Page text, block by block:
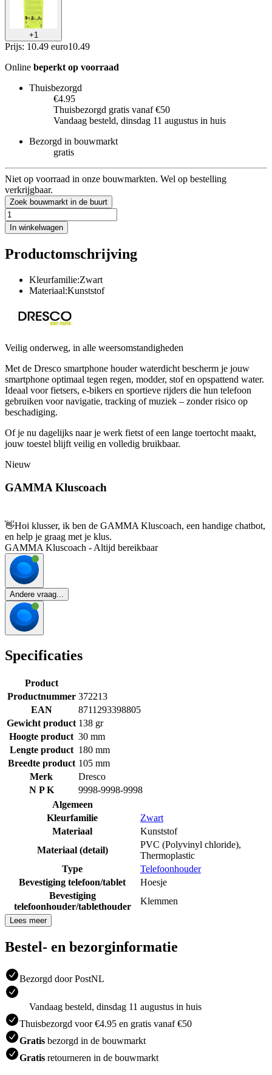
+1
Prijs: 10.49 euro10.49
Online beperkt op voorraad
Thuisbezorgd
€4.95
Thuisbezorgd gratis vanaf €50
Vandaag besteld, dinsdag 11 augustus in huis
Bezorgd in bouwmarkt
gratis
Niet op voorraad in onze bouwmarkten. Wel op bestelling
verkrijgbaar.
Zoek bouwmarkt in de buurt
In winkelwagen
Productomschrijving
Kleurfamilie:Zwart
Materiaal:Kunststof
Veilig onderweg, in alle weersomstandigheden
Met de Dresco smartphone houder waterdicht bescherm je jouw
smartphone optimaal tegen regen, modder, stof en opspattend water.
Ideaal voor fietsers, e-bikers en sportieve rijders die hun telefoon
gebruiken voor navigatie, tracking of muziek – zonder risico op
beschadiging.
Of je nu dagelijks naar je werk fietst of een lange toertocht maakt,
jouw toestel blijft veilig en volledig bruikbaar.
Nieuw
GAMMA Kluscoach
👋Hoi klusser, ik ben de GAMMA Kluscoach, een handige chatbot,
en help je graag met je klus.
GAMMA Kluscoach - Altijd bereikbaar
Andere vraag...
Specificaties
Product
Productnummer 372213
EAN
8711293398805
Gewicht product 138 gr
Hoogte product 30 mm
Lengte product 180 mm
Breedte product 105 mm
Merk
Dresco
N P K
9998-9998-9998
Algemeen
Kleurfamilie
Zwart
Materiaal
Kunststof
Materiaal (detail)
PVC (Polyvinyl chloride),
Thermoplastic
Type
Telefoonhouder
Bevestiging telefoon/tablet
Hoesje
Bevestiging
telefoonhouder/tablethouder
Klemmen
Lees meer
Bestel- en bezorginformatie
Bezorgd door PostNL
Vandaag besteld, dinsdag 11 augustus in huis
Thuisbezorgd voor €4.95 en gratis vanaf €50
Gratis bezorgd in de bouwmarkt
Gratis retourneren in de bouwmarkt